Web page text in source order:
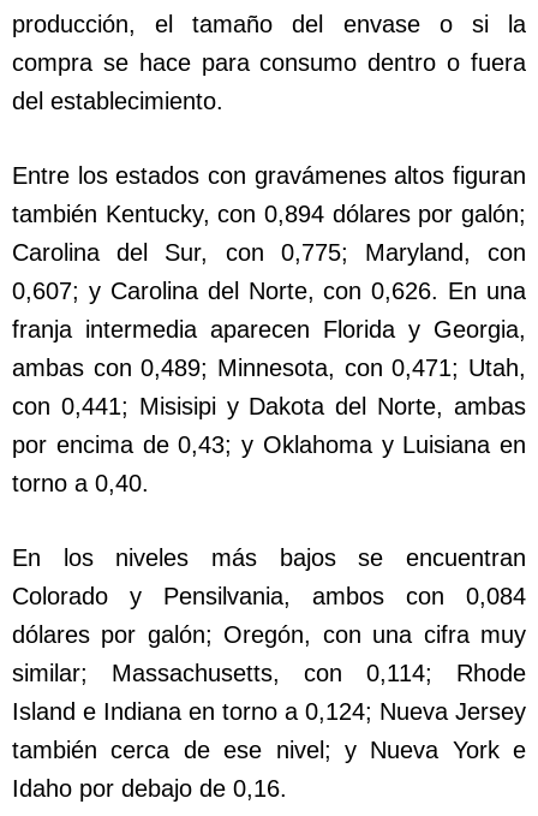
producción, el tamaño del envase o si la
compra se hace para consumo dentro o fuera
del establecimiento.
Entre los estados con gravámenes altos figuran
también Kentucky, con 0,894 dólares por galón;
Carolina del Sur, con 0,775; Maryland, con
0,607; y Carolina del Norte, con 0,626. En una
franja intermedia aparecen Florida y Georgia,
ambas con 0,489; Minnesota, con 0,471; Utah,
con 0,441; Misisipi y Dakota del Norte, ambas
por encima de 0,43; y Oklahoma y Luisiana en
torno a 0,40.
En los niveles más bajos se encuentran
Colorado y Pensilvania, ambos con 0,084
dólares por galón; Oregón, con una cifra muy
similar; Massachusetts, con 0,114; Rhode
Island e Indiana en torno a 0,124; Nueva Jersey
también cerca de ese nivel; y Nueva York e
Idaho por debajo de 0,16.